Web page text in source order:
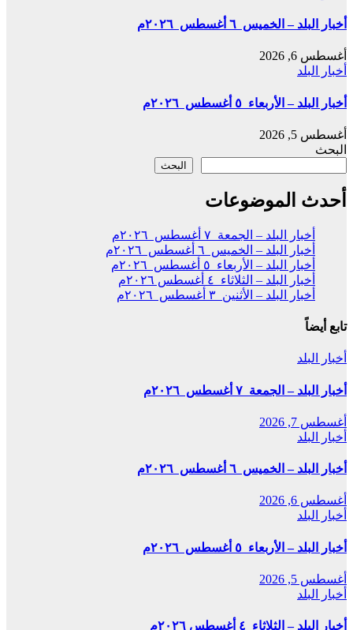
أخبار البلد – الخميس ٦ أغسطس ٢٠٢٦م
أغسطس 6, 2026
أخبار البلد
أخبار البلد – الأربعاء ٥ أغسطس ٢٠٢٦م
أغسطس 5, 2026
البحث
البحث
أحدث الموضوعات
أخبار البلد – الجمعة ٧ أغسطس ٢٠٢٦م
أخبار البلد – الخميس ٦ أغسطس ٢٠٢٦م
أخبار البلد – الأربعاء ٥ أغسطس ٢٠٢٦م
أخبار البلد – الثلاثاء ٤ أغسطس ٢٠٢٦م
أخبار البلد – الأثنين ٣ أغسطس ٢٠٢٦م
تابع أيضاً
أخبار البلد
أخبار البلد – الجمعة ٧ أغسطس ٢٠٢٦م
أغسطس 7, 2026
أخبار البلد
أخبار البلد – الخميس ٦ أغسطس ٢٠٢٦م
أغسطس 6, 2026
أخبار البلد
أخبار البلد – الأربعاء ٥ أغسطس ٢٠٢٦م
أغسطس 5, 2026
أخبار البلد
أخبار البلد – الثلاثاء ٤ أغسطس ٢٠٢٦م